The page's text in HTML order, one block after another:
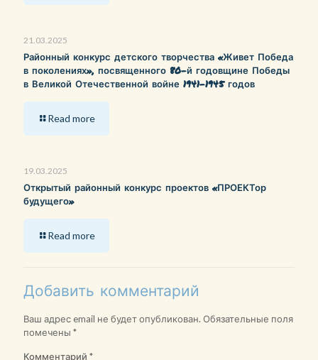
21.03.2025
Районный конкурс детского творчества «Живет Победа
в поколениях», посвященного 80-й годовщине Победы
в Великой Отечественной войне 1941-1945 годов
Read more
19.03.2025
Открытый районный конкурс проектов «ПРОЕКТор
будущего»
Read more
Добавить комментарий
Ваш адрес email не будет опубликован. Обязательные поля
помечены *
Комментарий *